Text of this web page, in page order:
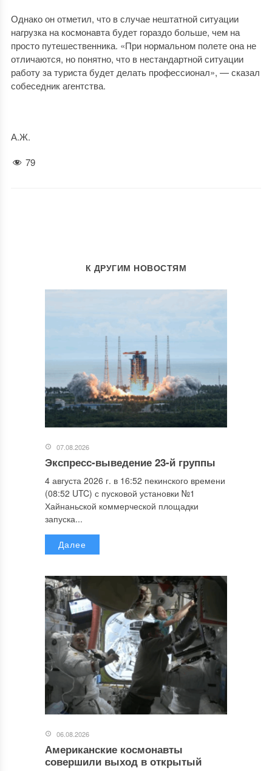
Однако он отметил, что в случае нештатной ситуации
нагрузка на космонавта будет гораздо больше, чем на
просто путешественника. «При нормальном полете она не
отличаются, но понятно, что в нестандартной ситуации
работу за туриста будет делать профессионал», — сказал
собеседник агентства.
А.Ж.
79
К ДРУГИМ НОВОСТЯМ
07.08.2026
Экспресс-выведение 23-й группы
4 августа 2026 г. в 16:52 пекинского времени
(08:52 UTC) с пусковой установки №1
Хайнаньской коммерческой площадки
запуска...
Далее
06.08.2026
Американские космонавты
совершили выход в открытый